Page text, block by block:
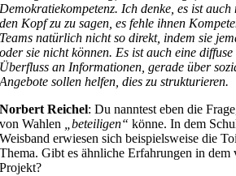
Demokratiekompetenz. Ich denke, es ist
den Kopf zu zu sagen, es fehle ihnen
Teams natürlich nicht so direkt, indem sie
oder sie nicht können. Es ist auch eine
Überfluss an Informationen, gerade über
Angebote sollen helfen, dies zu strukturieren.
Norbert Reichel: Du nanntest eben die
von Wahlen
„beteiligen“ könne. In dem
Weisband erwiesen sich beispielsweise die
Thema. Gibt es ähnliche Erfahrungen in dem
Projekt?